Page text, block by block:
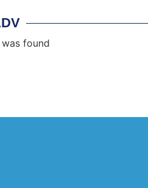
found